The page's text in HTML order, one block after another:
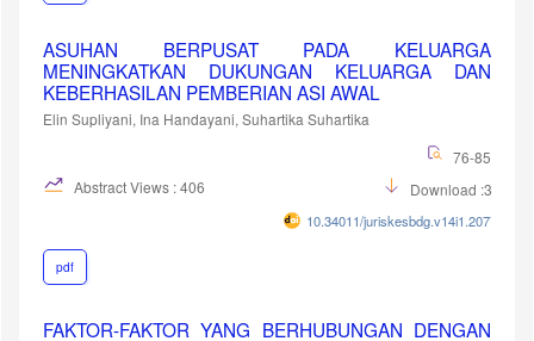
ASUHAN BERPUSAT PADA KELUARGA
MENINGKATKAN DUKUNGAN KELUARGA DAN
KEBERHASILAN PEMBERIAN ASI AWAL
Elin Supliyani, Ina Handayani, Suhartika Suhartika
76-85
Abstract Views : 406
Download :335
10.34011/juriskesbdg.v14i1.2077
pdf
FAKTOR-FAKTOR YANG BERHUBUNGAN DENGAN